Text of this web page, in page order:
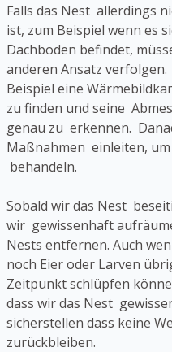
Falls das Nest allerdings
ist, zum Beispiel wenn es
Dachboden befindet,
anderen Ansatz
Beispiel eine
zu finden und seine
genau zu erkennen.
Maßnahmen einleiten,
behandeln.
Sobald wir das Nest
wir gewissenhaft
Nests entfernen. Auch
noch Eier oder Larven
Zeitpunkt schlüpfen
dass wir das Nest
sicherstellen dass keine
zurückbleiben.